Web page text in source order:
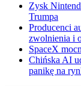
Zysk
Trumpa
Producenci
zwolnienia i
SpaceX
Chińska AI
panikę na